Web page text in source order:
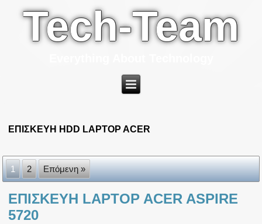
Tech-Team
ΕΠΙΣΚΕΥΗ HDD LAPTOP ACER
1 2 Επόμενη »
ΕΠΙΣΚΕΥΗ LAPTOP ACER ASPIRE
5720